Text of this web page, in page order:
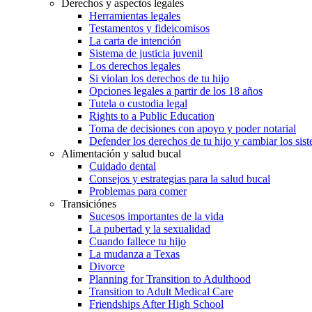
Derechos y aspectos legales
Herramientas legales
Testamentos y fideicomisos
La carta de intención
Sistema de justicia juvenil
Los derechos legales
Si violan los derechos de tu hijo
Opciones legales a partir de los 18 años
Tutela o custodia legal
Rights to a Public Education
Toma de decisiones con apoyo y poder notarial
Defender los derechos de tu hijo y cambiar los
Alimentación y salud bucal
Cuidado dental
Consejos y estrategias para la salud bucal
Problemas para comer
Transiciónes
Sucesos importantes de la vida
La pubertad y la sexualidad
Cuando fallece tu hijo
La mudanza a Texas
Divorce
Planning for Transition to Adulthood
Transition to Adult Medical Care
Friendships After High School